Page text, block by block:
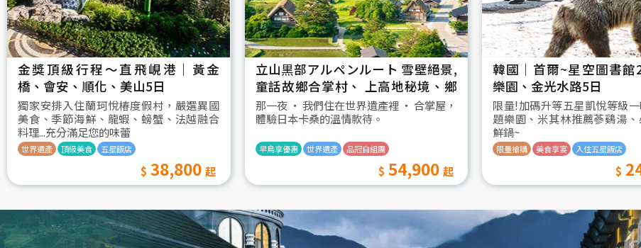
金獎頂級行程～直飛峴港｜黃金
橋、會安、順化、美山5日
獨家安排入住蘭珂悅椿度假村，嚴選異國
美食、季節海鮮、龍蝦、螃蟹、法越融合
料理...充分滿足您的味蕾
世界遺產 頂級美食 五星飯店
38,800
立山黒部アルペンルート 雪壁絕景,
童話故鄉合掌村、 上高地秘境、鄉
村古街町5日
那一夜 ‧ 我們住在世界遺產裡 ‧ 合掌屋，
體驗日本卡桑的溫情款待。
早鳥享優惠 世界遺產 品冠自組團
54,900
韓國│首爾~星空圖書館
樂園、金光水路5日
限量!加碼升等五星凱悅等級
題樂園、米其林推薦蔘鷄湯
鮮鍋~
限量搶購 美食享宴 入住五星飯店